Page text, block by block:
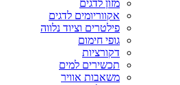
מזון לדגים
אקווריומים לדגים
פילטרים וציוד נלווה
גופי חימום
דקורציות
תכשירים למים
משאבות אוויר